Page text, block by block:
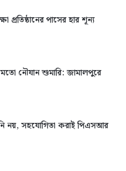
প্রতিষ্ঠানের পাসের হার শূন্য
নৌযান শুমারি: জামালপুরে
নয়, সহযোগিতা করাই পিএসআর